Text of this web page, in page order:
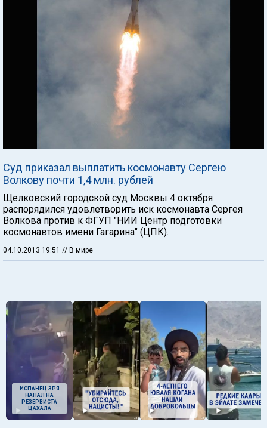
Суд приказал выплатить космонавту Сергею
Волкову почти 1,4 млн. рублей
Щелковский городской суд Москвы 4 октября
распорядился удовлетворить иск космонавта Сергея
Волкова против к ФГУП "НИИ Центр подготовки
космонавтов имени Гагарина" (ЦПК).
04.10.2013 19:51 // В мире
ИСПАНЕЦ ЗРЯ
НАПАЛ НА
РЕЗЕРВИСТА
ЦАХАЛА